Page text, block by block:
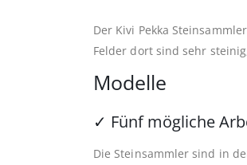
Der Kivi Pekka
Felder dort sind sehr
Modelle
✓ Fünf mögliche
Die Steinsammler sind in